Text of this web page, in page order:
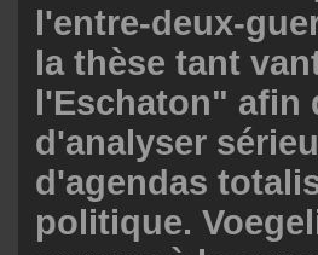
l'entre-deux-
la thèse tant
l'Eschaton" afin
d'analyser
d'agendas
politique.